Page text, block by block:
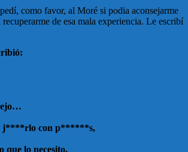
como favor, al Moré si podia aconsejarme
de esa mala experiencia. Le escribí
j****rlo con p******s,
que lo necesito.